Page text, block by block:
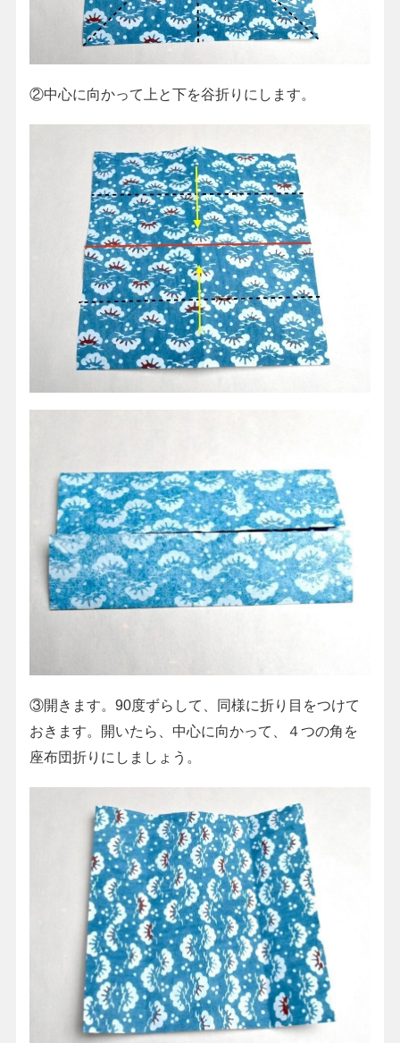
②中心に向かって上と下を谷折りにします。
③開きます。90度ずらして、同様に折り目をつけて
おきます。開いたら、中心に向かって、４つの角を
座布団折りにしましょう。